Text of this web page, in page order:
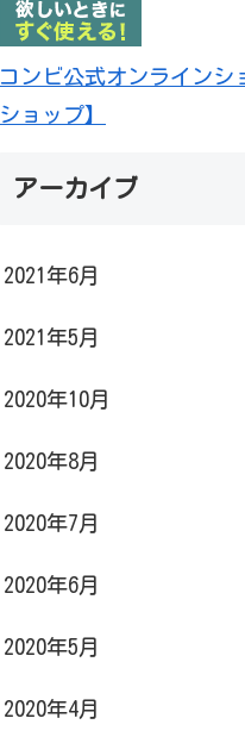
コンビ公式オンラインシ
ショップ】
アーカイブ
2021年6月
2021年5月
2020年10月
2020年8月
2020年7月
2020年6月
2020年5月
2020年4月